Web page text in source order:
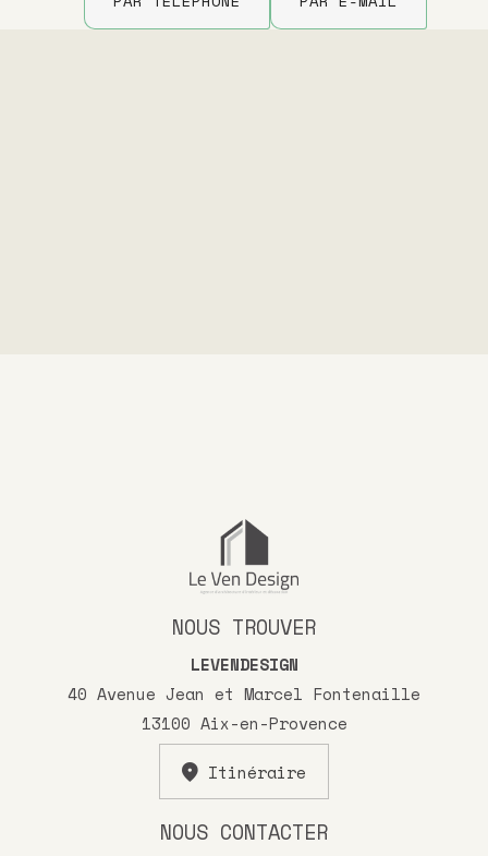
NOUS TROUVER
LEVENDESIGN
40 Avenue Jean et Marcel Fontenaille
13100 Aix-en-Provence
Itinéraire
NOUS CONTACTER